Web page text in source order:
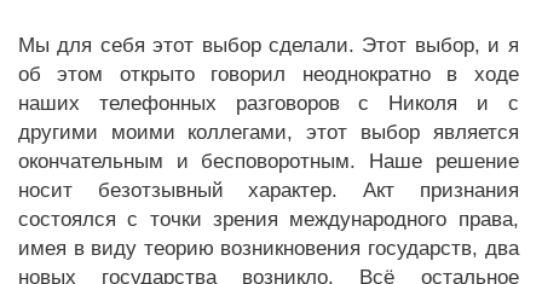
Мы для себя этот выбор сделали. Этот выбор, и я
об этом открыто говорил неоднократно в ходе
наших телефонных разговоров с Николя и с
другими моими коллегами, этот выбор является
окончательным и бесповоротным. Наше решение
носит безотзывный характер. Акт признания
состоялся с точки зрения международного права,
имея в виду теорию возникновения государств, два
новых государства возникло. Всё остальное